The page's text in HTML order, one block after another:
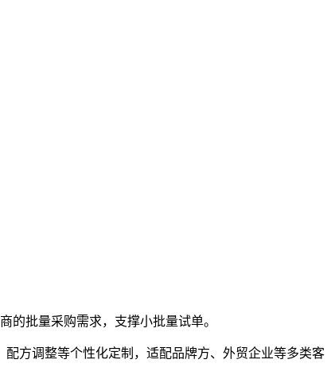
批量采购需求，支撑小批量试单。
方调整等个性化定制，适配品牌方、外贸企业等多类客